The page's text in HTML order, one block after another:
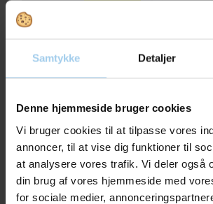
Samtykke Detaljer
Denne hjemmeside bruger cookies
Vi bruger cookies til at tilpasse vores
annoncer, til at vise dig funktioner til
at analysere vores trafik. Vi deler også
din brug af vores hjemmeside med
for sociale medier,
18m
Standard sales price DKK
DKK 4.00 / RUL
DKK 5.00 inc. VAT
Buy now
signs
DKK
DKK